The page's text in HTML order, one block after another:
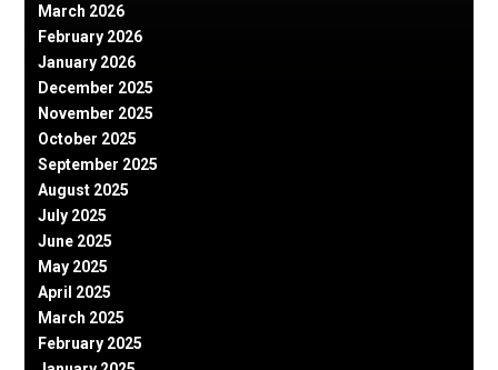
March 2026
February 2026
January 2026
December 2025
November 2025
October 2025
September 2025
August 2025
July 2025
June 2025
May 2025
April 2025
March 2025
February 2025